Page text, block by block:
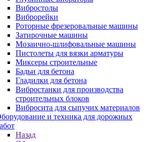
Вибростолы
Виброрейки
Роторные фрезеровальные машины
Затирочные машины
Мозаично-шлифовальные машины
Пистолеты для вязки арматуры
Миксеры строительные
Бадьи для бетона
Гладилки для бетона
Вибростанки для производства
строительных блоков
Вибросита для сыпучих материалов
и техника для дорожных
Назад